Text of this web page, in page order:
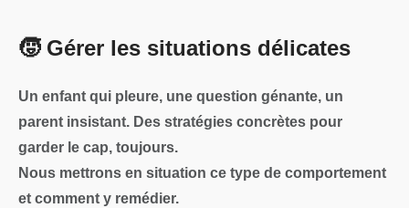
🧒 Gérer les situations délicates
Un enfant qui pleure, une question génante, un
parent insistant. Des stratégies concrètes pour
garder le cap, toujours.
Nous mettrons en situation ce type de comportement
et comment y remédier.